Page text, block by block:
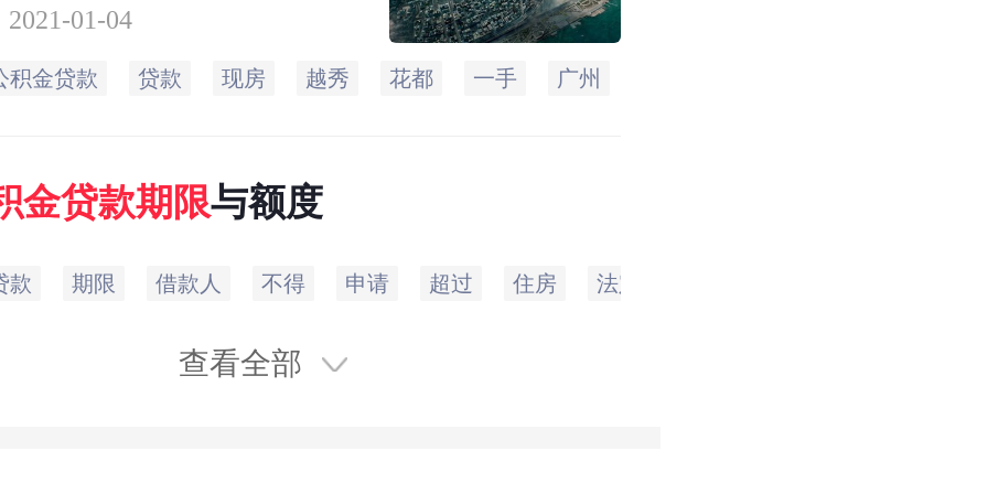
有关问题的通知》
》），自2019年8月
30年，贷款期限和
2021-01-04
积金贷款 贷款 现房 越秀 花都 一手 广州
金贷款期限与额度
款 期限 借款人 不得 申请 超过 住房 法定
查看全部